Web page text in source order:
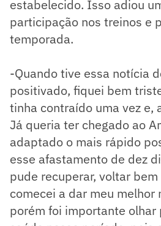
estabelecido. Isso adiou
participação nos treinos e
temporada.
-Quando tive essa notícia
positivado, fiquei bem
tinha contraído uma vez e,
Já queria ter chegado ao
adaptado o mais rápido
esse afastamento de dez
pude recuperar, voltar
comecei a dar meu melhor
porém foi importante olhar